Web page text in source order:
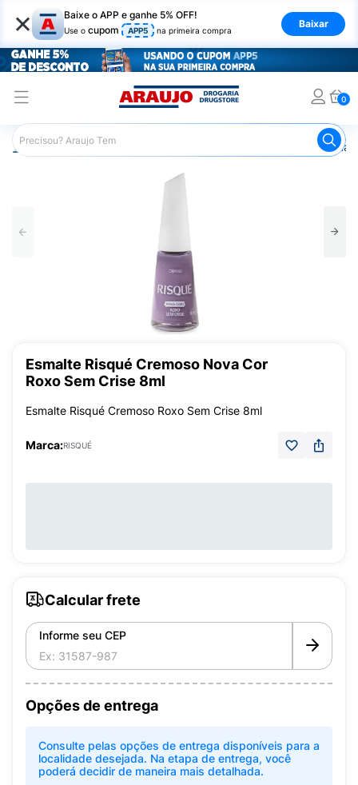
× Baixe o APP e ganhe 5% OFF!
Use o cupom APP5 na primeira compra
Baixar
0
Araujo Beleza e Cuidados
Esmalte Risqué Cremoso Nova Cor
Roxo Sem Crise 8ml
Esmalte Risqué Cremoso Roxo Sem Crise 8ml
Marca:RISQUÉ
Calcular frete
Informe seu CEP
Opções de entrega
Consulte pelas opções de entrega disponíveis para a
localidade desejada. Na etapa de entrega, você
poderá decidir de maneira mais detalhada.